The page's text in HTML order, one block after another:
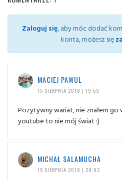
Zaloguj się, aby móc dodać
konta, możesz się
MACIEJ PAWUL
15 SIERPNIA 2018 | 19:59
Pozytywny wariat, nie znałem go
youtube to nie mój świat :)
MICHAŁ SALAMUCHA
15 SIERPNIA 2018 | 20:02